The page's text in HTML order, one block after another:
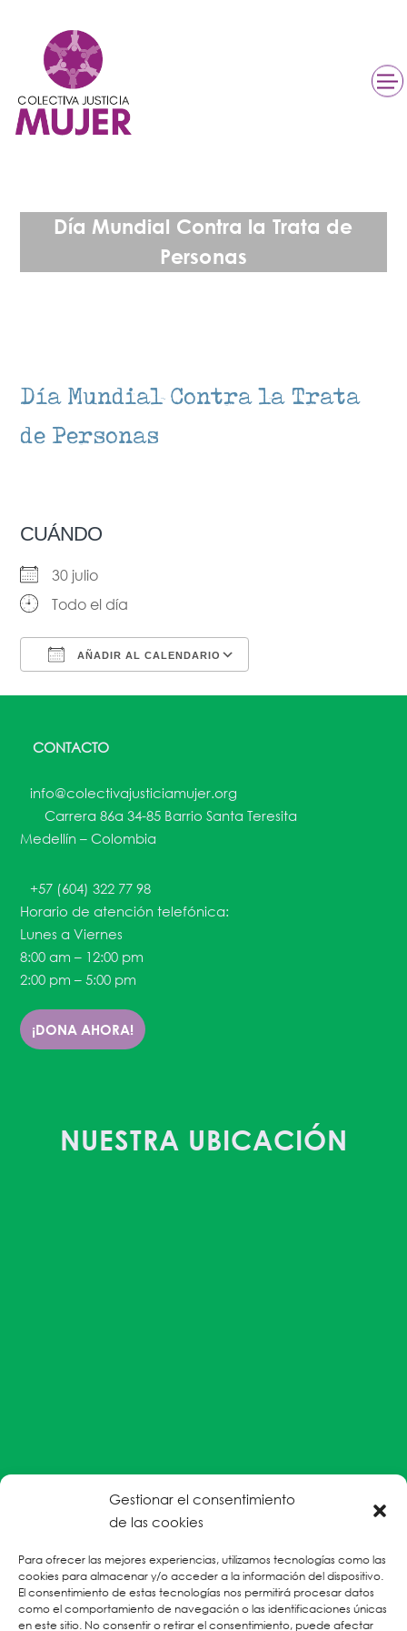
Gestionar el consentimiento
de las cookies
Para ofrecer las mejores experiencias, utilizamos tecnologías como las
cookies para almacenar y/o acceder a la información del dispositivo.
El consentimiento de estas tecnologías nos permitirá procesar datos
como el comportamiento de navegación o las identificaciones únicas
en este sitio. No consentir o retirar el consentimiento, puede afectar
Día Mundial Contra la Trata de
Personas
Día Mundial Contra la Trata
de Personas
CUÁNDO
30 julio
Todo el día
AÑADIR AL CALENDARIO
CONTACTO
info@colectivajusticiamujer.org
Carrera 86a 34-85 Barrio Santa Teresita
Medellín – Colombia
+57 (604) 322 77 98
Horario de atención telefónica:
Lunes a Viernes
8:00 am – 12:00 pm
2:00 pm – 5:00 pm
¡DONA AHORA!
NUESTRA UBICACIÓN
#EnColectiva estamos comprometidas con la
parte del personal humanitario hacia personas
refugiadas, migrantes desplazadas internas y/o
victimas sobrevivientes de Violencias Basadas en